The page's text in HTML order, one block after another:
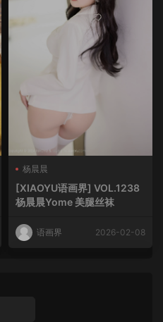
杨晨晨
[XIAOYU语画界] VOL.1238
杨晨晨Yome 美腿丝袜
语画界 2026-02-08